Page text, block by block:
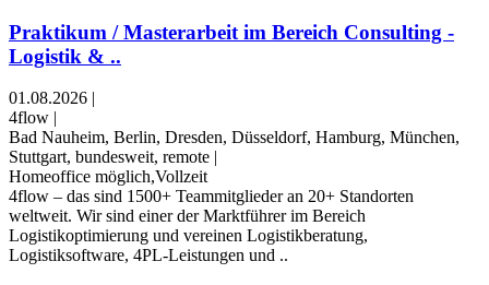
Praktikum / Masterarbeit im Bereich Consulting -
Logistik & ..
01.08.2026 |
4flow |
Bad Nauheim, Berlin, Dresden, Düsseldorf, Hamburg, München,
Stuttgart, bundesweit, remote |
Homeoffice möglich,Vollzeit
4flow – das sind 1500+ Teammitglieder an 20+ Standorten
weltweit. Wir sind einer der Marktführer im Bereich
Logistikoptimierung und vereinen Logistikberatung,
Logistiksoftware, 4PL-Leistungen und ..